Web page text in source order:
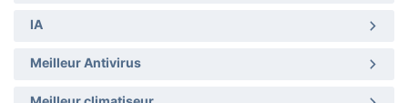
IA
Meilleur Antivirus